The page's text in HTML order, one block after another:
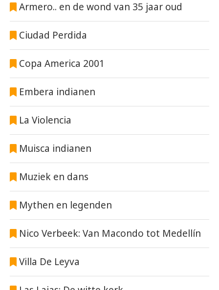
Armero.. en de wond van 35 jaar oud
Ciudad Perdida
Copa America 2001
Embera indianen
La Violencia
Muisca indianen
Muziek en dans
Mythen en legenden
Nico Verbeek: Van Macondo tot Medellín
Villa De Leyva